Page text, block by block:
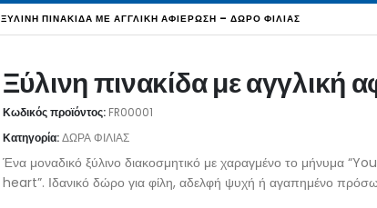
ΞΎΛΙΝΗ ΠΙΝΑΚΊΔΑ ΜΕ ΑΓΓΛΙΚΉ ΑΦΙΈΡΩΣΗ – ΔΏΡΟ ΦΙΛΊΑΣ
Ξύλινη πινακίδα με αγγλική
Κωδικός προϊόντος: FR00001
Κατηγορία:ΔΩΡΑ ΦΙΛΙΑΣ
Ένα μοναδικό ξύλινο διακοσμητικό με χαραγμένο το
heart”. Ιδανικό δώρο για φίλη, αδελφή ψυχή ή αγαπημένο